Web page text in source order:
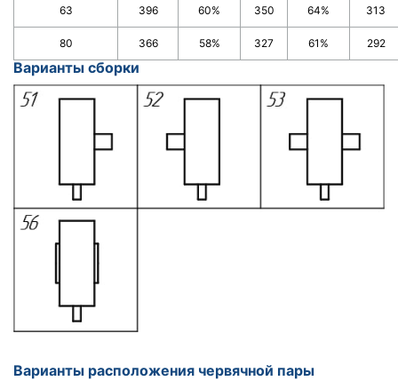
63 396 60% 350 64% 313
80 366 58% 327 61% 292
Варианты сборки
Варианты расположения червячной пары